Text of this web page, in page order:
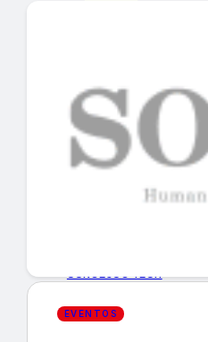
INICIO
EMPRESAS
GUÍA DE COMPRA
MERCADOS Y TENDENCIAS
EVENTOS